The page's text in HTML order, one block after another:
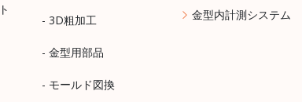
- 3D粗加工
- 金型用部品
- モールド図換
金型内計測システム